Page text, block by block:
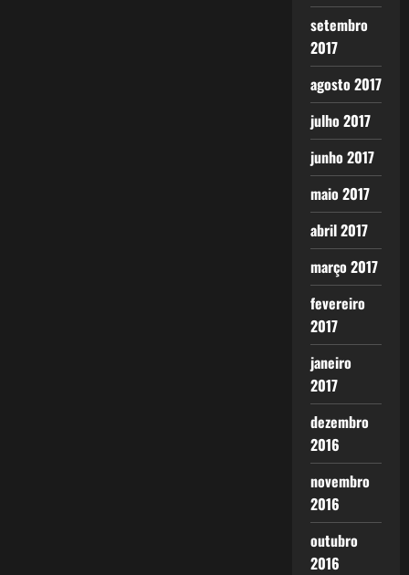
setembro
2017
agosto 2017
julho 2017
junho 2017
maio 2017
abril 2017
março 2017
fevereiro
2017
janeiro
2017
dezembro
2016
novembro
2016
outubro
2016